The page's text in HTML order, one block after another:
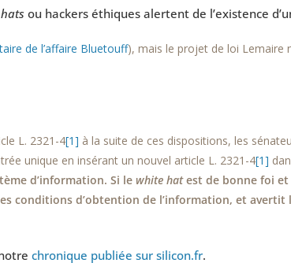
ou hackers éthiques alertent de l’existence
de l’affaire Bluetouff), mais le projet de loi Lemaire
L. 2321-4[1] à la suite de ces dispositions, les
unique en insérant un nouvel article L. 2321-4[1]
d’information. Si le white hatest de bonne foi et
conditions d’obtention de l’information, et avertit
chronique publiée sur silicon.fr.